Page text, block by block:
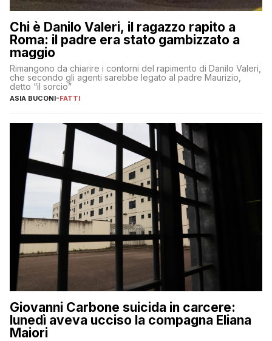
Chi è Danilo Valeri, il ragazzo rapito a
Roma: il padre era stato gambizzato a
maggio
Rimangono da chiarire i contorni del rapimento di Danilo Valeri,
che secondo gli agenti sarebbe legato al padre Maurizio,
detto “il sorcio”
ASIA BUCONI-FATTI
Giovanni Carbone suicida in carcere:
lunedì aveva ucciso la compagna Eliana
Maiori